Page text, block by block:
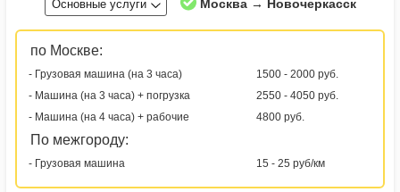
Основные услуги Москва → Новочеркасск
по Москве:
- Грузовая машина (на 3 часа)
1500 - 2000 руб.
- Машина (на 3 часа) + погрузка
2550 - 4050 руб.
- Машина (на 4 часа) + рабочие
4800 руб.
По межгороду:
- Грузовая машина 15 - 25 руб/км